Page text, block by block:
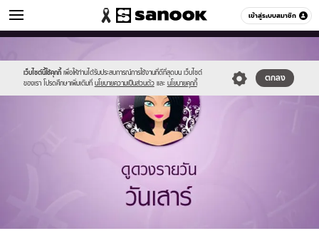
เข้าสู่ระบบสมาชิก
ดูดวง หมวดอื่นๆ
เว็บไซต์นี้ใช้คุกกี้ เพื่อให้ท่านได้รับประสบการณ์การใช้งานที่ดีที่สุดบน เว็บไซต์
ของเรา โปรดศึกษาเพิ่มเติมที่ นโยบายความเป็นส่วนตัว และ นโยบายคุกกี้
ตกลง
new-
sanook.png